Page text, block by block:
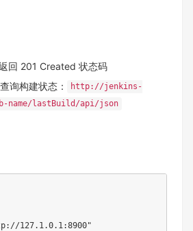
回 201 Created 状态码
询构建状态：
http://jenkins-
name/lastBuild/api/json
127.1.0.1:8900"